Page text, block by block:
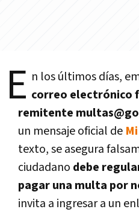
E n los últimos días,
correo electrónico
remitente
un mensaje oficial de
texto, se asegura
ciudadano debe
pagar una multa por
invita a ingresar a un